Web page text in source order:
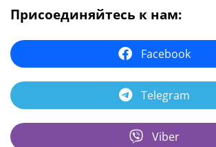
Присоединяйтесь к нам:
Facebook
Telegram
Viber